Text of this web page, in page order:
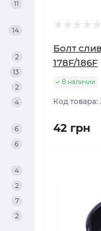
11
14
2
13
2
4
6
6
4
2
7
2
Болт
178F/186F
В наличии
Код товара:
42 грн